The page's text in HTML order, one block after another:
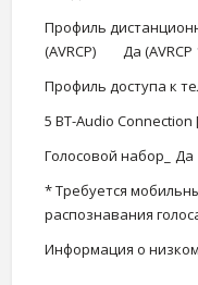
Профиль
(AVRCP)
Да (AVRCP
Профиль доступа к
5 BT-Audio Connection
Голосовой набор_
Да
* Требуется
распознавания
Информация о